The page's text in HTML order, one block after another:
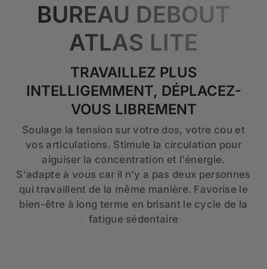
BUREAU DEBOUT
ATLAS LITE
TRAVAILLEZ PLUS
INTELLIGEMMENT, DÉPLACEZ-
VOUS LIBREMENT
Soulage la tension sur votre dos, votre cou et
vos articulations. Stimule la circulation pour
aiguiser la concentration et l'énergie.
S'adapte à vous car il n'y a pas deux personnes
qui travaillent de la même manière. Favorise le
bien-être à long terme en brisant le cycle de la
fatigue sédentaire